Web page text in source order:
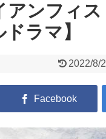
アンフィ
ラマ】
2022/8/